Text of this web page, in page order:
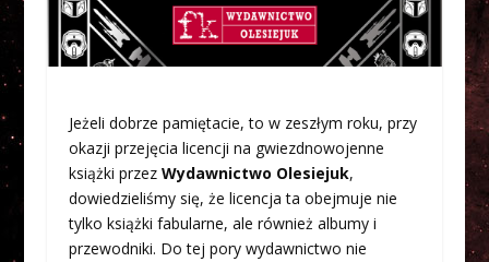
Jeżeli dobrze pamiętacie, to w zeszłym roku, przy
okazji przejęcia licencji na gwiezdnowojenne
książki przez Wydawnictwo Olesiejuk,
dowiedzieliśmy się, że licencja ta obejmuje nie
tylko książki fabularne, ale również albumy i
przewodniki. Do tej pory wydawnictwo nie